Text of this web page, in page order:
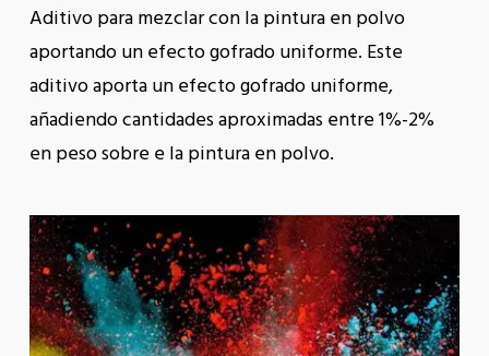
Aditivo para mezclar con la pintura en polvo
aportando un efecto gofrado uniforme. Este
aditivo aporta un efecto gofrado uniforme,
añadiendo cantidades aproximadas entre 1%-2%
en peso sobre e la pintura en polvo.